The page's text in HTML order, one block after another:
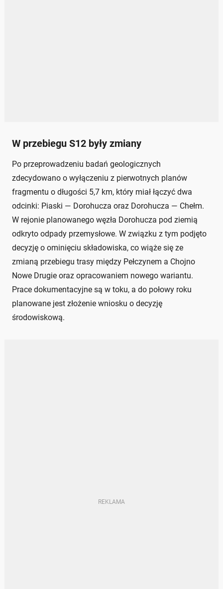
W przebiegu S12 były zmiany
Po przeprowadzeniu badań geologicznych
zdecydowano o wyłączeniu z pierwotnych planów
fragmentu o długości 5,7 km, który miał łączyć dwa
odcinki: Piaski — Dorohucza oraz Dorohucza — Chełm.
W rejonie planowanego węzła Dorohucza pod ziemią
odkryto odpady przemysłowe. W związku z tym podjęto
decyzję o ominięciu składowiska, co wiąże się ze
zmianą przebiegu trasy między Pełczynem a Chojno
Nowe Drugie oraz opracowaniem nowego wariantu.
Prace dokumentacyjne są w toku, a do połowy roku
planowane jest złożenie wniosku o decyzję
środowiskową.